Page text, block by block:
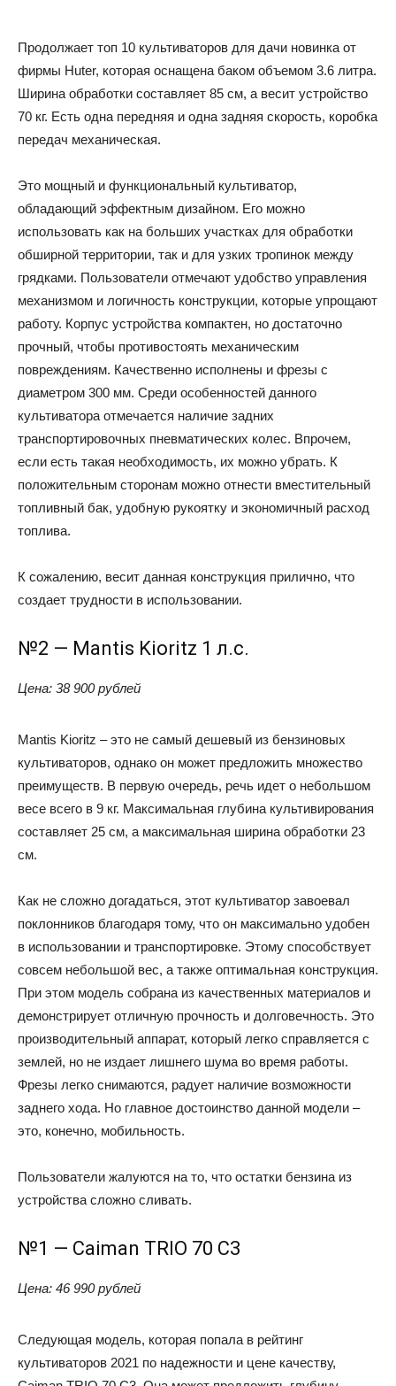
Продолжает топ 10 культиваторов для дачи новинка от
фирмы Huter, которая оснащена баком объемом 3.6 литра.
Ширина обработки составляет 85 см, а весит устройство
70 кг. Есть одна передняя и одна задняя скорость, коробка
передач механическая.
Это мощный и функциональный культиватор,
обладающий эффектным дизайном. Его можно
использовать как на больших участках для обработки
обширной территории, так и для узких тропинок между
грядками. Пользователи отмечают удобство управления
механизмом и логичность конструкции, которые упрощают
работу. Корпус устройства компактен, но достаточно
прочный, чтобы противостоять механическим
повреждениям. Качественно исполнены и фрезы с
диаметром 300 мм. Среди особенностей данного
культиватора отмечается наличие задних
транспортировочных пневматических колес. Впрочем,
если есть такая необходимость, их можно убрать. К
положительным сторонам можно отнести вместительный
топливный бак, удобную рукоятку и экономичный расход
топлива.
К сожалению, весит данная конструкция прилично, что
создает трудности в использовании.
№2 — Mantis Kioritz 1 л.с.
Цена: 38 900 рублей
Mantis Kioritz – это не самый дешевый из бензиновых
культиваторов, однако он может предложить множество
преимуществ. В первую очередь, речь идет о небольшом
весе всего в 9 кг. Максимальная глубина культивирования
составляет 25 см, а максимальная ширина обработки 23
см.
Как не сложно догадаться, этот культиватор завоевал
поклонников благодаря тому, что он максимально удобен
в использовании и транспортировке. Этому способствует
совсем небольшой вес, а также оптимальная конструкция.
При этом модель собрана из качественных материалов и
демонстрирует отличную прочность и долговечность. Это
производительный аппарат, который легко справляется с
землей, но не издает лишнего шума во время работы.
Фрезы легко снимаются, радует наличие возможности
заднего хода. Но главное достоинство данной модели –
это, конечно, мобильность.
Пользователи жалуются на то, что остатки бензина из
устройства сложно сливать.
№1 — Caiman TRIO 70 C3
Цена: 46 990 рублей
Следующая модель, которая попала в рейтинг
культиваторов 2021 по надежности и цене качеству,